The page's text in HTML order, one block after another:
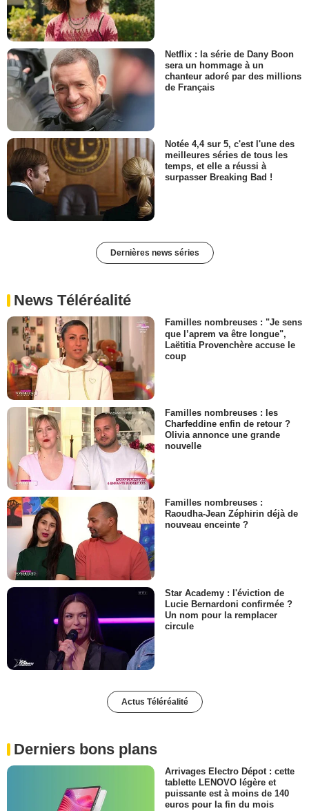
Netflix : la série de Dany Boon
sera un hommage à un
chanteur adoré par des millions
de Français
Notée 4,4 sur 5, c'est l'une des
meilleures séries de tous les
temps, et elle a réussi à
surpasser Breaking Bad !
Dernières news séries
News Téléréalité
Familles nombreuses : "Je sens
que l’aprem va être longue",
Laëtitia Provenchère accuse le
coup
Familles nombreuses : les
Charfeddine enfin de retour ?
Olivia annonce une grande
nouvelle
Familles nombreuses :
Raoudha-Jean Zéphirin déjà de
nouveau enceinte ?
Star Academy : l'éviction de
Lucie Bernardoni confirmée ?
Un nom pour la remplacer
circule
Actus Téléréalité
Derniers bons plans
Arrivages Electro Dépot : cette
tablette LENOVO légère et
puissante est à moins de 140
euros pour la fin du mois